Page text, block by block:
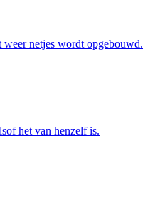
weer netjes wordt opgebouwd.
het van henzelf is.